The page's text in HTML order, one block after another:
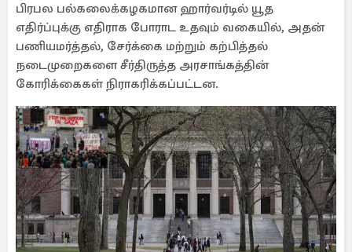
பிரபல பல்கலைக்கழகமான ஹார்வர்டில் யூத
எதிர்ப்புக்கு எதிராக போராட உதவும் வகையில், அதன்
பணியமர்த்தல், சேர்க்கை மற்றும் கற்பித்தல்
நடைமுறைகளை சீர்திருத்த அரசாங்கத்தின்
கோரிக்கைகள் நிராகரிக்கப்பட்டன.